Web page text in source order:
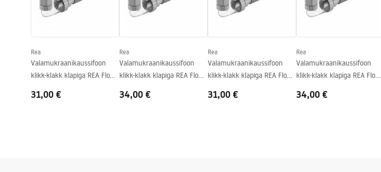
Sügavus
Kraani auk
Ei
Ülevooluava
Rea
Valamukraanikaussifoon
klikk-klakk klapiga REA Flow
31,00 €
Rea
Valamukraanikaussifoon
klikk-klakk klapiga REA Flow
34,00 €
Rea
Valamukraanikaussifoon
klikk-klakk klapiga REA Flow
31,00 €
Rea
Valamukraanikaussifoon
klikk-klakk klapiga REA Flow
34,00 €